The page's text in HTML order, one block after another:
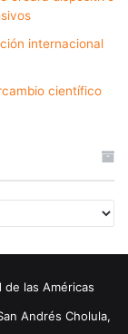
internacional
científico
las Américas
Andrés Cholula,